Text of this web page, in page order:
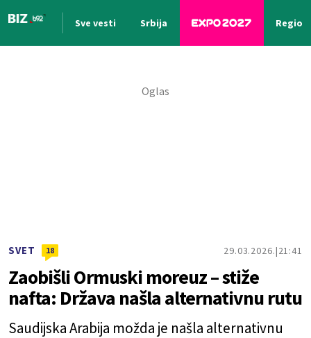
Sve vesti Srbija Region
SVET 18 29.03.2026. 21:41
Zaobišli Ormuski moreuz – stiže
nafta: Država našla alternativnu rutu
Saudijska Arabija možda je našla alternativnu